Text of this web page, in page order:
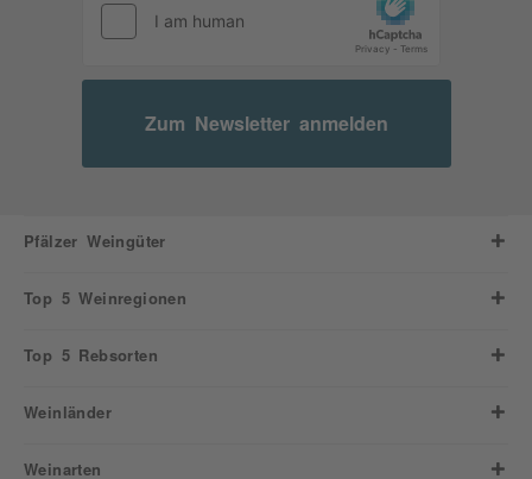
Zum Newsletter anmelden
Pfälzer Weingüter
Top 5 Weinregionen
Top 5 Rebsorten
Weinländer
Weinarten